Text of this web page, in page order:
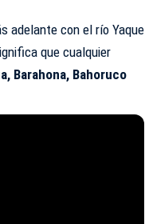
adelante con el río Yaque
que cualquier
Barahona, Bahoruco